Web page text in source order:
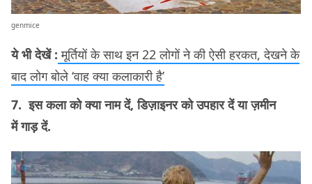
genmice
ये भी देखें : मूर्तियों के साथ इन 22 लोगों ने की ऐसी हरकत, देखने के
बाद लोग बोले ‘वाह क्या कलाकारी है’
7. इस कला को क्या नाम दें, डिज़ाइनर को उपहार दें या ज़मीन
में गाड़ दें.